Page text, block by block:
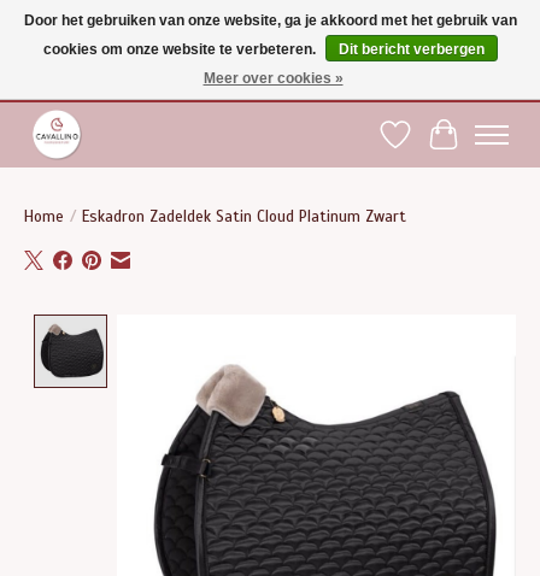
Gratis verzending vanaf €75 binnen BE - vanaf €100 naar EU | Voor 17:00 besteld is
dezelfde dag verzonden | Klantendienst: +32 (0)51 21 27 00 |
Verlanglijst
Home / Eskadron Zadeldek Satin Cloud Platinum Zwart
Door het gebruiken van onze website, ga je akkoord met het gebruik van
cookies om onze website te verbeteren.
Dit bericht verbergen
Meer over cookies »